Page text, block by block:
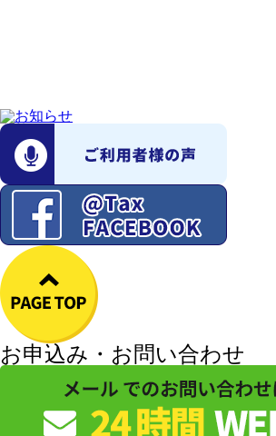
お申込み・お問い合わせ